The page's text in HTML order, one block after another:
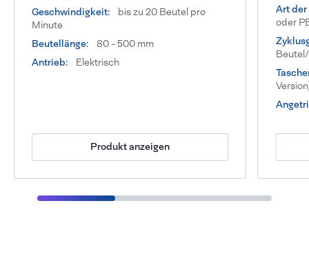
Geschwindigkeit:
bis zu 20 Beutel pro
Minute
Beutellänge:
80 - 500 mm
Antrieb:
Elektrisch
Produkt anzeigen
Art der
oder